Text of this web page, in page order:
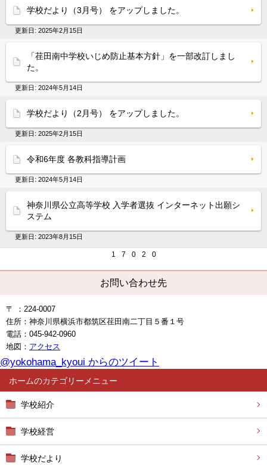
ホーム
学校紹介
学校経営
学校だより
学校だより（3月号） をアップしました。
更新日: 2025年2月15日
「荏田南中学校いじめ防止基本方針」を一部改訂しまし
た。
更新日: 2024年5月14日
学校だより（2月号） をアップしました。
更新日: 2025年2月15日
令和6年度 各教科指導計画
更新日: 2024年5月14日
神奈川県公立高等学校 入学者選抜 インターネット出願シ
ステム
更新日: 2023年8月15日
1 7 0 2 0
お問い合わせ先
〒 ：224-0007
住所：神奈川県横浜市都筑区荏田南二丁目５番１号
電話：045-942-0960
地図： アクセス
@yokohama_kyoui からのツイート